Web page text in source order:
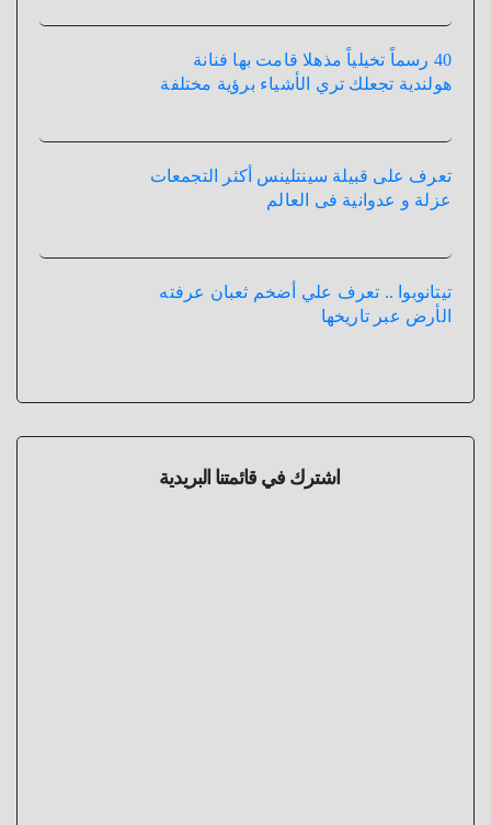
40 رسماً تخيلياً مذهلا قامت بها فنانة
هولندية تجعلك تري الأشياء برؤية مختلفة
تعرف على قبيلة سينتلينس أكثر التجمعات
عزلة و عدوانية فى العالم
تيتانوبوا .. تعرف علي أضخم ثعبان عرفته
الأرض عبر تاريخها
اشترك في قائمتنا البريدية